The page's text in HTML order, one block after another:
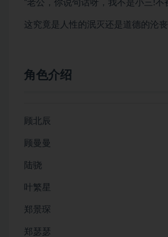
“老公，你说句话呀，我不是小三!不
这究竟是人性的泯灭还是道德的沦
角色介绍
顾北辰
顾曼曼
陆骁
叶繁星
郑景琛
郑瑟瑟